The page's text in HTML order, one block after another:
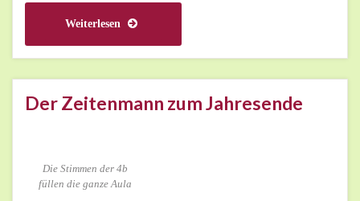
Weiterlesen
Der Zeitenmann zum Jahresende
Die Stimmen der 4b
füllen die ganze Aula